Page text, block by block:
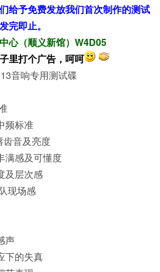
给予免费发放我们首次制作的测试
完即止。
心（顺义新馆）W4D05
里打个广告，呵呵
音响专用测试碟
频标准
齿音及亮度
满感及可懂度
及层次感
现场感
声
下的失真